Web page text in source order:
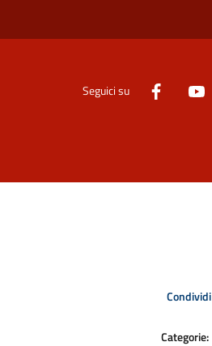
Seguici su
Condividi
Categorie: